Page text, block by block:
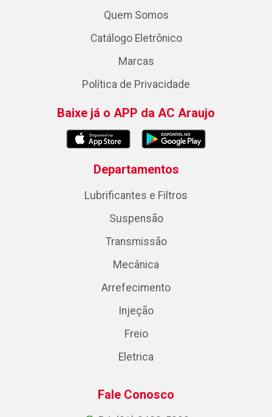
Quem Somos
Catálogo Eletrônico
Marcas
Política de Privacidade
Baixe já o APP da AC Araujo
Departamentos
Lubrificantes e Filtros
Suspensão
Transmissão
Mecânica
Arrefecimento
Injeção
Freio
Eletrica
Fale Conosco